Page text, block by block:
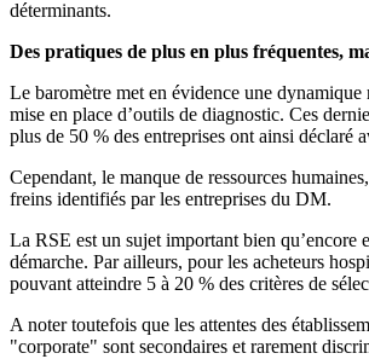
déterminants.
Des pratiques de plus en plus fréquentes,
Le baromètre met en évidence une dynamique
mise en place d’outils de diagnostic. Ces
plus de 50 % des entreprises ont ainsi
Cependant, le manque de ressources
freins identifiés par les entreprises du DM.
La RSE est un sujet important bien qu’encore
démarche. Par ailleurs, pour les acheteurs
pouvant atteindre 5 à 20 % des critères de
A noter toutefois que les attentes des
"corporate" sont secondaires et rarement